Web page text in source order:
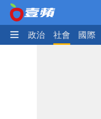
生活 政治 社會 國際
展場上演持